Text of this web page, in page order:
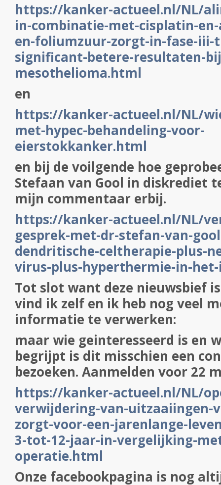
https://kanker-actueel.nl/NL/
in-combinatie-met-cisplatin-
en-foliumzuur-zorgt-in-fase-iii-
significant-betere-resultaten-
mesothelioma.html
en
https://kanker-actueel.nl/NL/
met-hypec-behandeling-voor-
eierstokkanker.html
en bij de voilgende hoe
Stefaan van Gool in diskrediet
mijn commentaar erbij.
https://kanker-actueel.nl/NL/
gesprek-met-dr-stefan-van-
dendritische-celtherapie-plus-
virus-plus-hyperthermie-in-
Tot slot want deze nieuwsbief
vind ik zelf en ik heb nog veel
informatie te verwerken:
maar wie geinteresseerd is en
begrijpt is dit misschien een
bezoeken. Aanmelden voor 22
https://kanker-actueel.nl/NL/
verwijdering-van-uitzaaiingen-
zorgt-voor-een-jarenlange-
3-tot-12-jaar-in-vergelijking-
operatie.html
Onze facebookpagina is nog